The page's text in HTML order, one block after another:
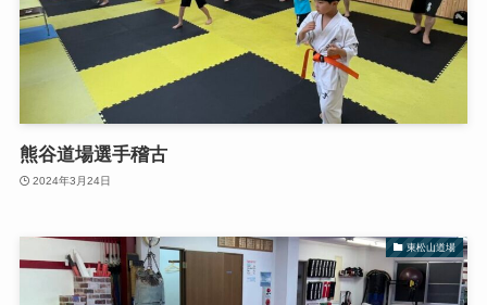
熊谷道場選手稽古
2024年3月24日
東松山道場